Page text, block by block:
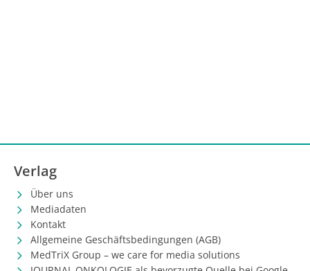
Verlag
Über uns
Mediadaten
Kontakt
Allgemeine Geschäftsbedingungen (AGB)
MedTriX Group – we care for media solutions